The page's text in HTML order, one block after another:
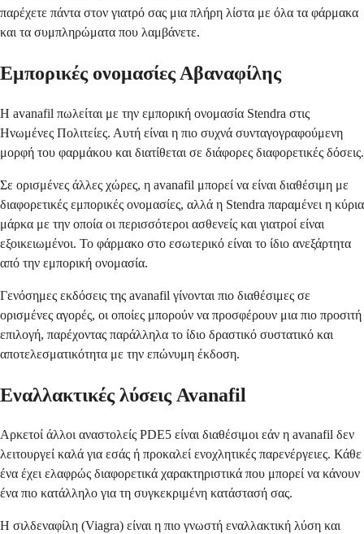
παρέχετε πάντα στον γιατρό σας μια πλήρη λίστα με όλα τα φάρμακα
και τα συμπληρώματα που λαμβάνετε.
Εμπορικές ονομασίες Αβαναφίλης
Η avanafil πωλείται με την εμπορική ονομασία Stendra στις
Ηνωμένες Πολιτείες. Αυτή είναι η πιο συχνά συνταγογραφούμενη
μορφή του φαρμάκου και διατίθεται σε διάφορες διαφορετικές δόσεις.
Σε ορισμένες άλλες χώρες, η avanafil μπορεί να είναι διαθέσιμη με
διαφορετικές εμπορικές ονομασίες, αλλά η Stendra παραμένει η κύρια
μάρκα με την οποία οι περισσότεροι ασθενείς και γιατροί είναι
εξοικειωμένοι. Το φάρμακο στο εσωτερικό είναι το ίδιο ανεξάρτητα
από την εμπορική ονομασία.
Γενόσημες εκδόσεις της avanafil γίνονται πιο διαθέσιμες σε
ορισμένες αγορές, οι οποίες μπορούν να προσφέρουν μια πιο προσιτή
επιλογή, παρέχοντας παράλληλα το ίδιο δραστικό συστατικό και
αποτελεσματικότητα με την επώνυμη έκδοση.
Εναλλακτικές λύσεις Avanafil
Αρκετοί άλλοι αναστολείς PDE5 είναι διαθέσιμοι εάν η avanafil δεν
λειτουργεί καλά για εσάς ή προκαλεί ενοχλητικές παρενέργειες. Κάθε
ένα έχει ελαφρώς διαφορετικά χαρακτηριστικά που μπορεί να κάνουν
ένα πιο κατάλληλο για τη συγκεκριμένη κατάστασή σας.
Η σιλδεναφίλη (Viagra) είναι η πιο γνωστή εναλλακτική λύση και